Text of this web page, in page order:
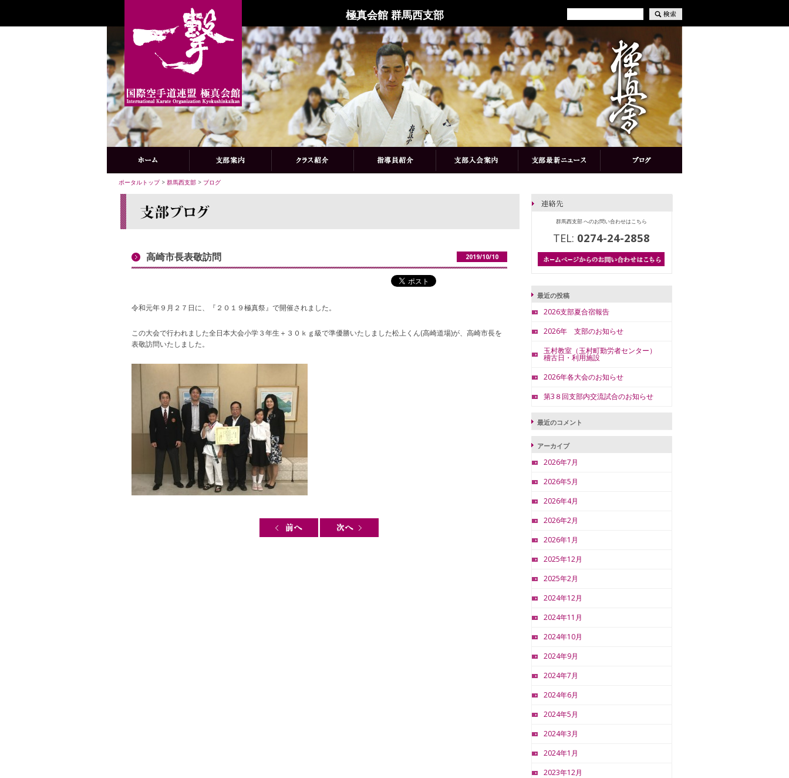
極真会館 群馬西支部
ポータルトップ> 群馬西支部 > ブログ
高崎市長表敬訪問 2019/10/10
令和元年９月２７日に、『２０１９極真祭』で開催されました。
この大会で行われました全日本大会小学３年生＋３０ｋｇ級で準優勝いたしました松上くん(高崎道場)が、高崎市長を
表敬訪問いたしました。
群馬西支部 へのお問い合わせはこちら
TEL: 0274-24-2858
最近の投稿
2026支部夏合宿報告
2026年 支部のお知らせ
玉村教室（玉村町勤労者センター）
稽古日・利用施設
2026年各大会のお知らせ
第3８回支部内交流試合のお知らせ
最近のコメント
アーカイブ
2026年7月
2026年5月
2026年4月
2026年2月
2026年1月
2025年12月
2025年2月
2024年12月
2024年11月
2024年10月
2024年9月
2024年7月
2024年6月
2024年5月
2024年3月
2024年1月
2023年12月